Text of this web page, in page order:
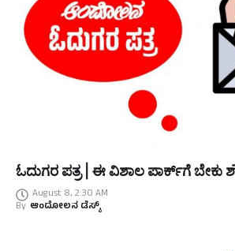
ಓದುಗರ ಪತ್ರ | ಈ ವಿಶಾಲ ಪಾರ್ಕ್‌ಗೆ
August 8, 2:30 AM
By ಆಂದೋಲನ ಡೆಸ್ಕ್